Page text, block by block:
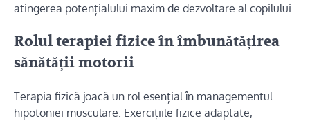
atingerea potențialului maxim de dezvoltare al copilului.
Rolul terapiei fizice în îmbunătățirea
sănătății motorii
Terapia fizică joacă un rol esențial în managementul
hipotoniei musculare. Exercițiile fizice adaptate,